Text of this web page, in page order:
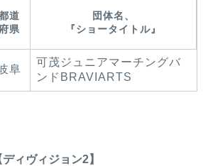
道
府県
団体名、
『ショータイトル』
阜
可茂ジュニアマーチングバ
ンドBRAVIARTS
ィヴィジョン2】